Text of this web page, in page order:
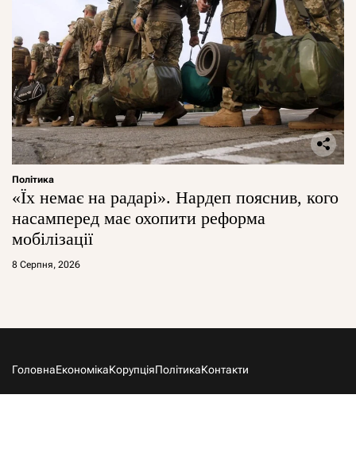
Політика
«Їх немає на радарі». Нардеп пояснив, кого
насамперед має охопити реформа
мобілізації
8 Серпня, 2026
ГоловнаЕкономікаКорупціяПолітикаКонтакти